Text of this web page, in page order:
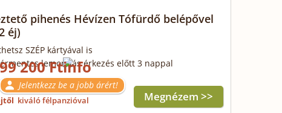
pihenés Hévízen Tófürdő belépővel
éj)
SZÉP kártyával is
lemondás érkezés előtt 3 nappal
200 Ft
Jelentkezz be a jobb árért!
kiváló félpanzióval Megnézem >>